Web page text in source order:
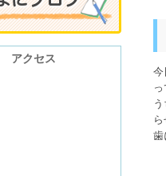
今
歯
アクセス